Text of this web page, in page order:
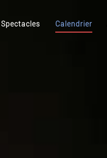
Spectacles Calendrier